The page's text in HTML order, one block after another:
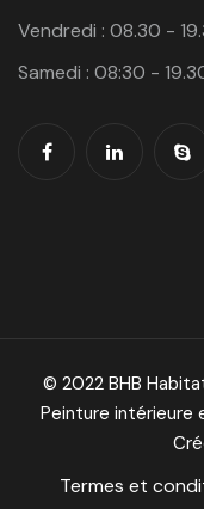
Vendredi : 08.30 -
Samedi : 08:30 -
© 2022 BHB
Peinture intérieure
Termes et